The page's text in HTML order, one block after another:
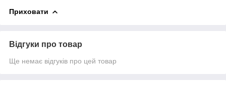
Приховати
Відгуки про товар
Ще немає відгуків про цей товар